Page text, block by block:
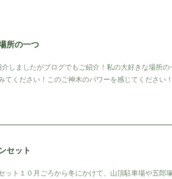
所の一つ
しましたがブログでもご紹介！私の大好きな場所
てください！このご神木のパワーを感じてください
セット
ット１０月ごろから冬にかけて、山頂駐車場や五郎